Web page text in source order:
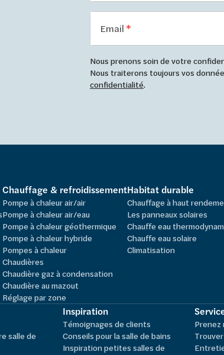
Email
Nous prenons soin de votre
Nous traiterons toujours vos
confidentialité.
Chauffage & refroidissement
Pompe à chaleur air/air
Pompe à chaleur air/eau
Pompe à chaleur géothermique
Pompe à chaleur hybride
Pompes à chaleur
Chaudières
Chaudière gaz à condensation
Chaudière au mazout
Réglage par zone
Habitat durable
Chauffage à haut
Les panneaux solaires
Chauffe eau
Chauffe eau solaire
Climatisation
salle de
Inspiration
Témoignages de clients
Conseils pour la salle de bains
Inspiration petites salles de
Prenez